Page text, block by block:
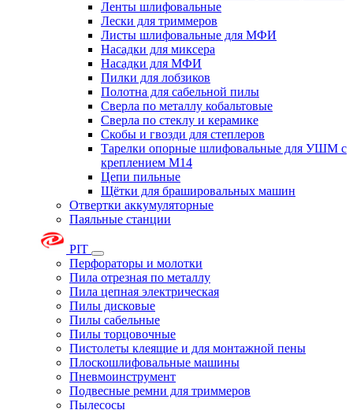
Ленты шлифовальные
Лески для триммеров
Листы шлифовальные для МФИ
Насадки для миксера
Насадки для МФИ
Пилки для лобзиков
Полотна для сабельной пилы
Сверла по металлу кобальтовые
Сверла по стеклу и керамике
Скобы и гвозди для степлеров
Тарелки опорные шлифовальные для УШМ с
креплением М14
Цепи пильные
Щётки для брашировальных машин
Отвертки аккумуляторные
Паяльные станции
PIT
Перфораторы и молотки
Пила отрезная по металлу
Пила цепная электрическая
Пилы дисковые
Пилы сабельные
Пилы торцовочные
Пистолеты клеящие и для монтажной пены
Плоскошлифовальные машины
Пневмоинструмент
Подвесные ремни для триммеров
Пылесосы